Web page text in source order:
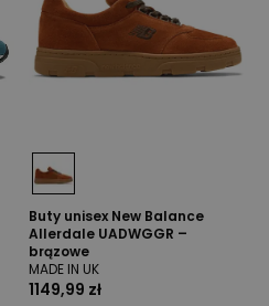
Buty unisex New Balance
Allerdale UADWGGR –
brązowe
MADE IN UK
1149,99 zł